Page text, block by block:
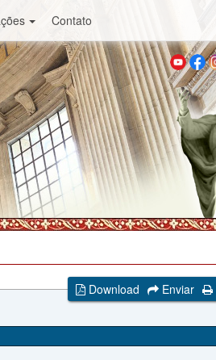
Contato
Download Enviar